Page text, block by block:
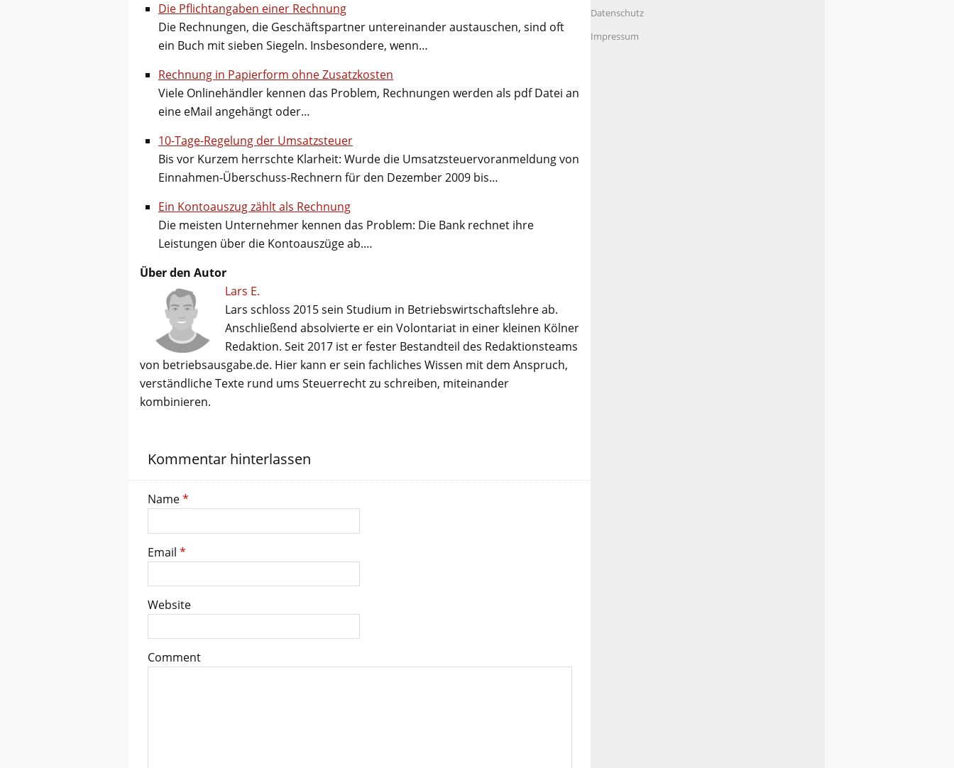
Die Pflichtangaben einer Rechnung
Die Rechnungen, die Geschäftspartner untereinander austauschen, sind oft
ein Buch mit sieben Siegeln. Insbesondere, wenn…
Rechnung in Papierform ohne Zusatzkosten
Viele Onlinehändler kennen das Problem, Rechnungen werden als pdf Datei an
eine eMail angehängt oder…
10-Tage-Regelung der Umsatzsteuer
Bis vor Kurzem herrschte Klarheit: Wurde die Umsatzsteuervoranmeldung von
Einnahmen-Überschuss-Rechnern für den Dezember 2009 bis…
Ein Kontoauszug zählt als Rechnung
Die meisten Unternehmer kennen das Problem: Die Bank rechnet ihre
Leistungen über die Kontoauszüge ab.…
Über den Autor
Lars E.
Lars schloss 2015 sein Studium in Betriebswirtschaftslehre ab.
Anschließend absolvierte er ein Volontariat in einer kleinen Kölner
Redaktion. Seit 2017 ist er fester Bestandteil des Redaktionsteams
von betriebsausgabe.de. Hier kann er sein fachliches Wissen mit dem Anspruch,
verständliche Texte rund ums Steuerrecht zu schreiben, miteinander
kombinieren.
Kommentar hinterlassen
Name*
Email *
Website
Comment
Datenschutz
Impressum